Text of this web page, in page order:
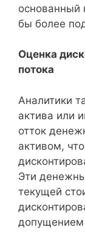
основанный
бы более
Оценка
потока
Аналитики
актива или
отток
активом,
Эти
текущей
допущением